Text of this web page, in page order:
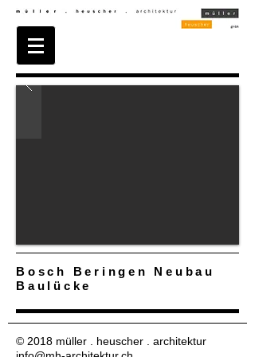
Bosch Beringen Neubau
Baulücke
© 2018 müller . heuscher . architektur